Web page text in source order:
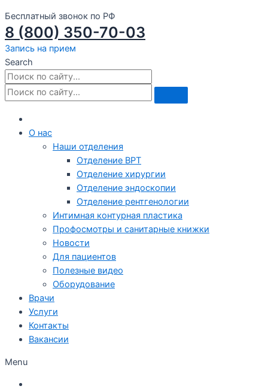
Бесплатный звонок по РФ
8 (800) 350-70-03
Запись на прием
Search
О нас
Наши отделения
Отделение ВРТ
Отделение хирургии
Отделение эндоскопии
Отделение рентгенологии
Интимная контурная пластика
Профосмотры и санитарные книжки
Новости
Для пациентов
Полезные видео
Оборудование
Врачи
Услуги
Контакты
Вакансии
Menu